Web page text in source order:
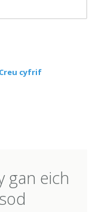
Creu cyfrif
gan eich